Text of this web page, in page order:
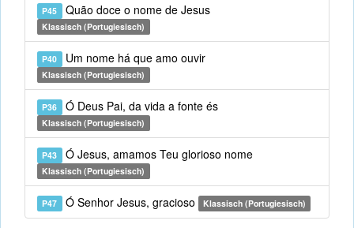
P45 Quão doce o nome de Jesus
Klassisch (Portugiesisch)
P40 Um nome há que amo ouvir
Klassisch (Portugiesisch)
P36 Ó Deus Pai, da vida a fonte és
Klassisch (Portugiesisch)
P43 Ó Jesus, amamos Teu glorioso nome
Klassisch (Portugiesisch)
P47 Ó Senhor Jesus, gracioso Klassisch (Portugiesisch)